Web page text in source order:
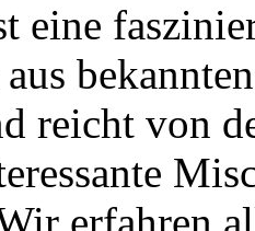
eine
reicht von